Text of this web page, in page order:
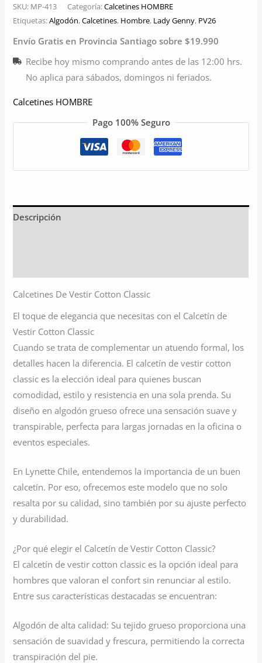
SKU: MP-413 Categoría:Calcetines HOMBRE
Etiquetas:Algodón,Calcetines, Hombre, Lady Genny, PV26
Envío Gratis en Provincia Santiago sobre $19.990
Recibe hoy mismo comprando antes de las 12:00 hrs.
No aplica para sábados, domingos ni feriados.
Calcetines HOMBRE
Pago 100% Seguro
Descripción
Calcetines De Vestir Cotton Classic
El toque de elegancia que necesitas con el Calcetín de
Vestir Cotton Classic
Cuando se trata de complementar un atuendo formal, los
detalles hacen la diferencia. El calcetín de vestir cotton
classic es la elección ideal para quienes buscan
comodidad, estilo y resistencia en una sola prenda. Su
diseño en algodón grueso ofrece una sensación suave y
transpirable, perfecta para largas jornadas en la oficina o
eventos especiales.
En Lynette Chile, entendemos la importancia de un buen
calcetín. Por eso, ofrecemos este modelo que no solo
resalta por su calidad, sino también por su ajuste perfecto
y durabilidad.
¿Por qué elegir el Calcetín de Vestir Cotton Classic?
El calcetín de vestir cotton classic es la opción ideal para
hombres que valoran el confort sin renunciar al estilo.
Entre sus características destacadas se encuentran:
Algodón de alta calidad: Su tejido grueso proporciona una
sensación de suavidad y frescura, permitiendo la correcta
transpiración del pie.